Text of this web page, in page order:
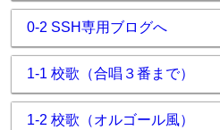
0-2 SSH専用ブログへ
1-1 校歌（合唱３番まで）
1-2 校歌（オルゴール風）